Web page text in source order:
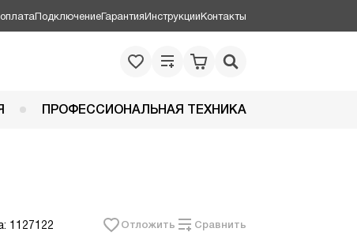
ПодключениеГарантияИнструкцииКонтакты
ПРОФЕССИОНАЛЬНАЯ ТЕХНИКА
1127122 Отложить Сравнить